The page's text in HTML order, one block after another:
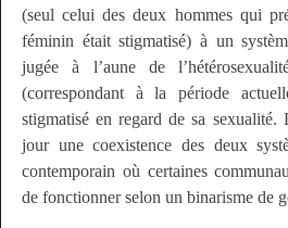
(seul celui des deux hommes qui
féminin était stigmatisé) à un
jugée à l’aune de
(correspondant à la période
stigmatisé en regard de sa sexualité.
jour une coexistence des deux
contemporain où certaines
de fonctionner selon un binarisme de